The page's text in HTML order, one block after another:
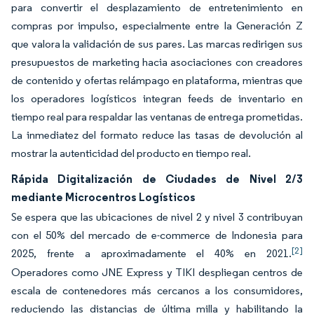
para convertir el desplazamiento de entretenimiento en
compras por impulso, especialmente entre la Generación Z
que valora la validación de sus pares. Las marcas redirigen sus
presupuestos de marketing hacia asociaciones con creadores
de contenido y ofertas relámpago en plataforma, mientras que
los operadores logísticos integran feeds de inventario en
tiempo real para respaldar las ventanas de entrega prometidas.
La inmediatez del formato reduce las tasas de devolución al
mostrar la autenticidad del producto en tiempo real.
Rápida Digitalización de Ciudades de Nivel 2/3
mediante Microcentros Logísticos
Se espera que las ubicaciones de nivel 2 y nivel 3 contribuyan
con el 50% del mercado de e-commerce de Indonesia para
2025, frente a aproximadamente el 40% en 2021.[2]
Operadores como JNE Express y TIKI despliegan centros de
escala de contenedores más cercanos a los consumidores,
reduciendo las distancias de última milla y habilitando la